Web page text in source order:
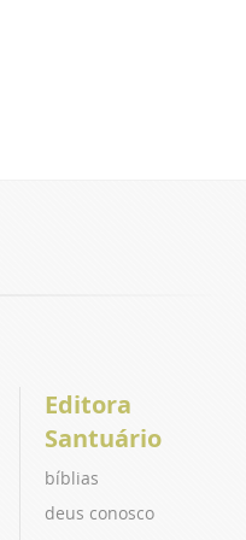
Editora
Santuário
bíblias
deus conosco